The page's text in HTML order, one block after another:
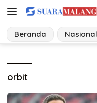
Langsung
konten
Beranda Nasional
orbit